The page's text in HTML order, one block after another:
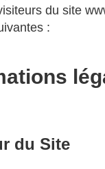
du site
:
du Site